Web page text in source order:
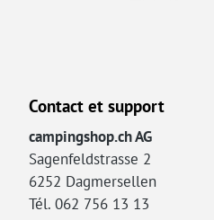
Contact et support
campingshop.ch AG
Sagenfeldstrasse 2
6252 Dagmersellen
Tél. 062 756 13 13